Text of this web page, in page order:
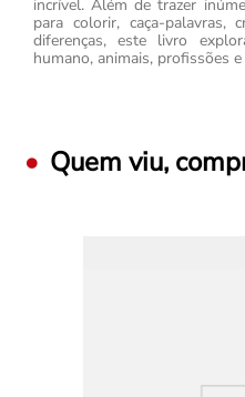
incrível. Além de trazer
para colorir, caça-palavras,
diferenças, este livro
humano, animais, profissões
Quem viu,